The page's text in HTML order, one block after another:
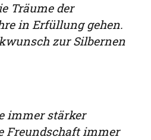
Träume der
in Erfüllung gehen.
zur Silbernen
immer stärker
Freundschaft immer